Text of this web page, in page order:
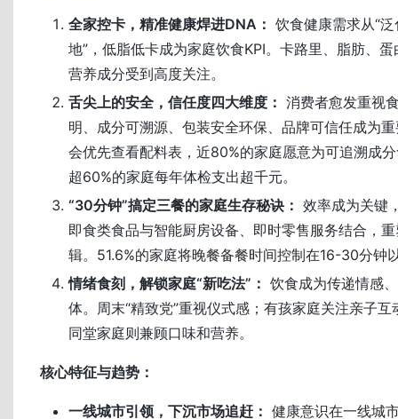
全家控卡，精准健康焊进DNA： 饮食健康需求从“
地”，低脂低卡成为家庭饮食KPI。卡路里、脂肪、
营养成分受到高度关注。
舌尖上的安全，信任度四大维度： 消费者愈发重视
明、成分可溯源、包装安全环保、品牌可信任成为
会优先查看配料表，近80%的家庭愿意为可追溯成
超60%的家庭每年体检支出超千元。
“30分钟”搞定三餐的家庭生存秘诀： 效率成为关键
即食类食品与智能厨房设备、即时零售服务结合，
辑。51.6%的家庭将晚餐备餐时间控制在16-30分钟
情绪食刻，解锁家庭“新吃法”： 饮食成为传递情感
体。周末“精致党”重视仪式感；有孩家庭关注亲子
同堂家庭则兼顾口味和营养。
核心特征与趋势：
一线城市引领，下沉市场追赶： 健康意识在一线城